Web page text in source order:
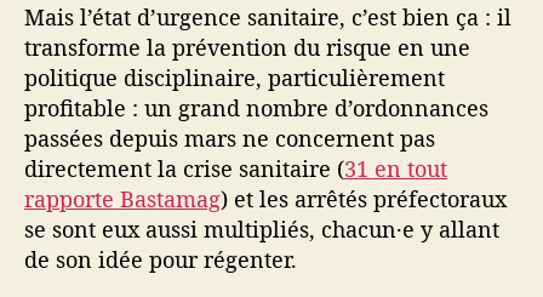
n
o
t
r
e
p
r
é
s
Mais l’état d’urgence sanitaire, c’est bien ça : il
transforme la prévention du risque en une
politique disciplinaire, particulièrement
profitable : un grand nombre d’ordonnances
passées depuis mars ne concernent pas
directement la crise sanitaire (31 en tout
rapporte Bastamag) et les arrêtés préfectoraux
se sont eux aussi multipliés, chacun·e y allant
de son idée pour régenter.